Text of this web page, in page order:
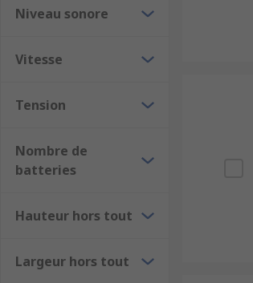
Niveau sonore
Vitesse
Tension
Nombre de
batteries
Hauteur hors tout
Largeur hors tout